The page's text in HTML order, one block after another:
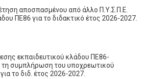
αποσπασμένου από άλλο Π.Υ.Σ.Π.Ε.
ΠΕ86 για το διδακτικό έτος 2026-2027.
εκπαιδευτικού κλάδου ΠΕ86-
τη συμπλήρωση του υποχρεωτικού
το διδ. έτος 2026-2027.